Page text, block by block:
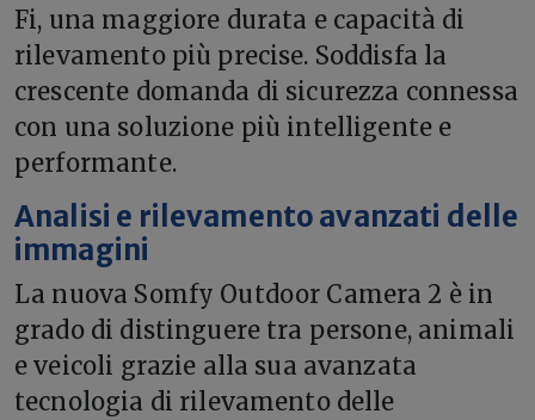
Fi, una maggiore durata e capacità di
rilevamento più precise. Soddisfa la
crescente domanda di sicurezza connessa
con una soluzione più intelligente e
performante.
Analisi e rilevamento avanzati delle
immagini
La nuova Somfy Outdoor Camera 2 è in
grado di distinguere tra persone, animali
e veicoli grazie alla sua avanzata
tecnologia di rilevamento delle